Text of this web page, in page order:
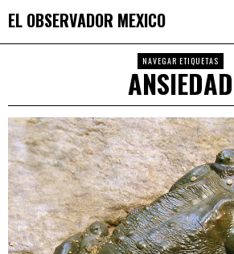
EL OBSERVADOR MEXICO
NAVEGAR ETIQUETAS
ANSIEDAD